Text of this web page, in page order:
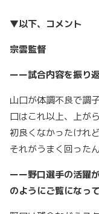
▼以下、コメント
宗雲監督
ーー試合内容を振り
山口が体調不良で調
口はこれ以上、上が
初良くなかったけれ
それがうまく回った
ーー野口選手の活躍
のようにご覧になっ